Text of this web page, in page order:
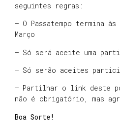
seguintes regras:
– O Passatempo termina
Março
– Só será aceite uma
– Só serão aceites
– Partilhar o link deste
não é obrigatório, mas
Boa Sorte!